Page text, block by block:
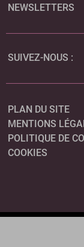
NEWSLETTERS
SUIVEZ-NOUS :
PLAN DU SITE
MENTIONS
POLITIQUE DE
COOKIES